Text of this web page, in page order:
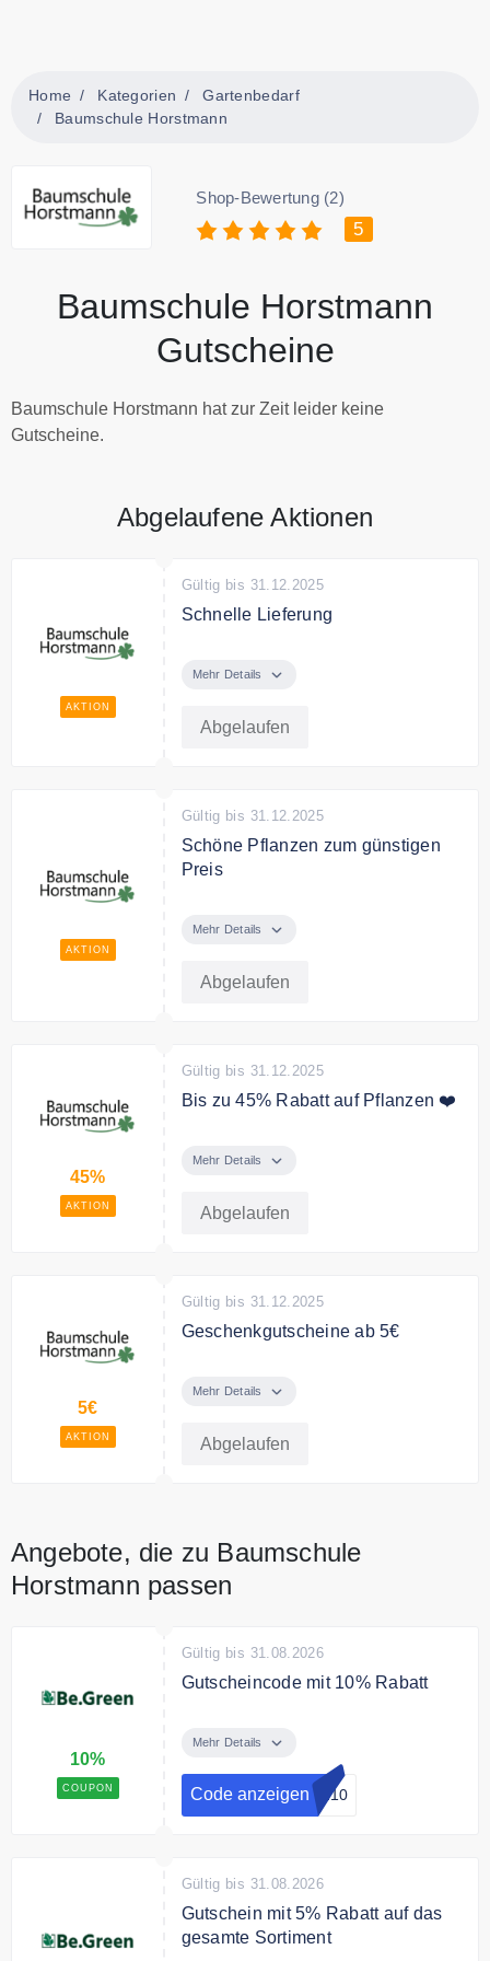
Home Kategorien
Gartenbedarf
Baumschule Horstmann
Shop-Bewertung (2)
5
Baumschule Horstmann
Gutscheine
Baumschule Horstmann hat zur Zeit leider keine
Gutscheine.
Abgelaufene Aktionen
AKTION
Gültig bis 31.12.2025
Schnelle Lieferung
schnell alle Bestellungen.
Mehr Details
Abgelaufen
AKTION
Gültig bis 31.12.2025
Schöne Pflanzen zum günstigen
Preis
Horstmann schöne Pflanzen und
günstigen Preis.
Mehr Details
Abgelaufen
45%
AKTION
Gültig bis 31.12.2025
Bis zu 45% Rabatt auf Pflanzen ❤️
Pflanzen im Angebot.
Mehr Details
Abgelaufen
5€
AKTION
Gültig bis 31.12.2025
Geschenkgutscheine ab 5€
von Baumschule Horstmann ab 5€
Mehr Details
Abgelaufen
Angebote, die zu Baumschule
Horstmann passen
10%
COUPON
Gültig bis 31.08.2026
Gutscheincode mit 10% Rabatt
% Rabatt auf alle Produkte
Mehr Details
Code anzeigen IN10
Gültig bis 31.08.2026
Gutschein mit 5% Rabatt auf das
gesamte Sortiment